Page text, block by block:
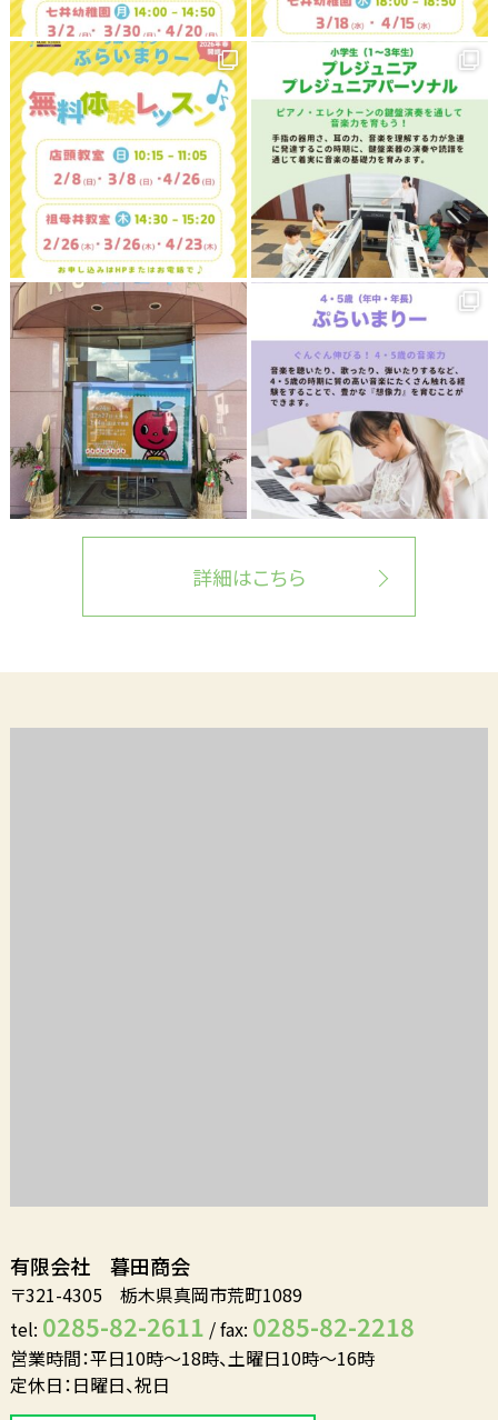
詳細はこちら
有限会社 暮田商会
〒321-4305 栃木県真岡市荒町1089
tel: 0285-82-2611 / fax: 0285-82-2218
営業時間：平日10時～18時、土曜日10時～16時
定休日：日曜日、祝日